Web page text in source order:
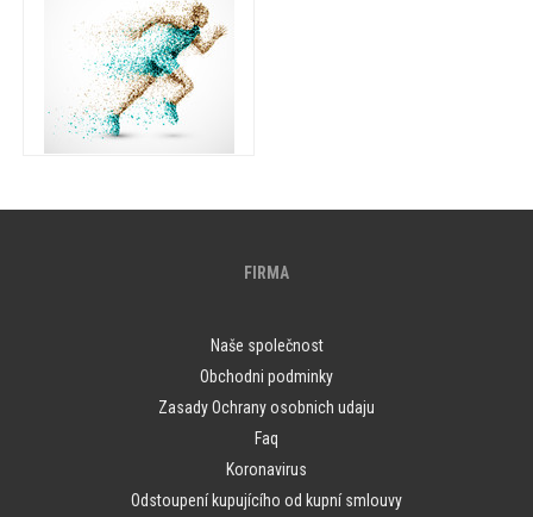
FIRMA
Naše společnost
Obchodni podminky
Zasady Ochrany osobnich udaju
Faq
Koronavirus
Odstoupení kupujícího od kupní smlouvy